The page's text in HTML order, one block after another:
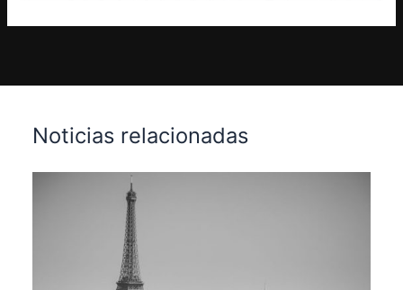
Noticias relacionadas